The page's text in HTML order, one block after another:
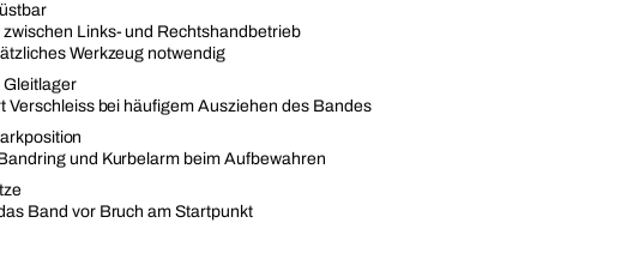
zwischen Links- und Rechtshandbetrieb
Werkzeug notwendig
Gleitlager
Verschleiss bei häufigem Ausziehen des Bandes
und Kurbelarm beim Aufbewahren
Band vor Bruch am Startpunkt